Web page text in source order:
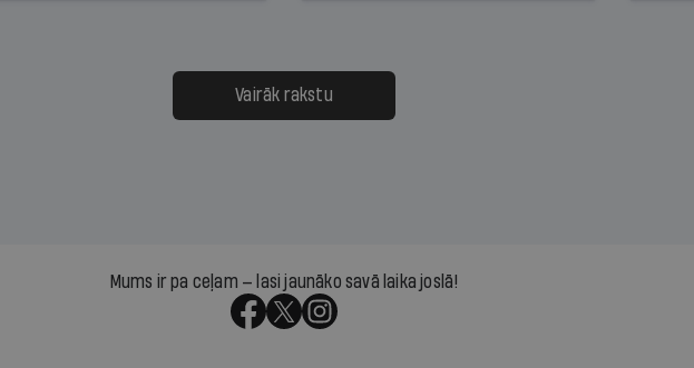
samaksāt augstos procentus,
kas jāpārskaita jau trīs dienas
pirms nākamās sapulces
uzcītīga darba, mammas
atbalsts un drosme turpināt
meteovērojumus arī tad, kad
Vairāk rakstu
Mums ir pa ceļam — lasi jaunāko savā laika joslā!